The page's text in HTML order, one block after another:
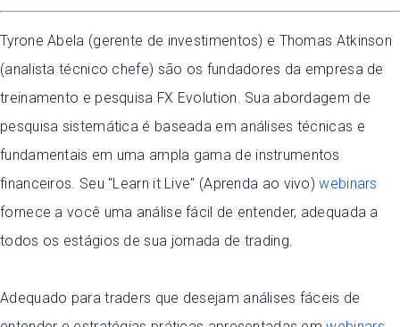
Tyrone Abela (gerente de investimentos) e Thomas Atkinson
(analista técnico chefe) são os fundadores da empresa de
treinamento e pesquisa FX Evolution. Sua abordagem de
pesquisa sistemática é baseada em análises técnicas e
fundamentais em uma ampla gama de instrumentos
financeiros. Seu "Learn it Live" (Aprenda ao vivo)webinars
fornece a você uma análise fácil de entender, adequada a
todos os estágios de sua jornada de trading.
Adequado para traders que desejam análises fáceis de